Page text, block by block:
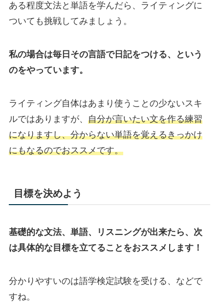
ある程度文法と単語を学んだら、ライティングに
ついても挑戦してみましょう。
私の場合は毎日その言語で日記をつける、という
のをやっています。
ライティング自体はあまり使うことの少ないスキ
ルではありますが、 自分が言いたい文を作る練習
になりますし、分からない単語を覚えるきっかけ
にもなるのでおススメです。
目標を決めよう
基礎的な文法、単語、リスニングが出来たら、次
は具体的な目標を立てることをおススメします！
分かりやすいのは語学検定試験を受ける、などで
すね。